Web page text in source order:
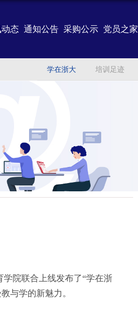
态 通知公告 采购公示 党员之家
学在浙大 培训足迹
学院联合上线发布了“学在浙
与学的新魅力。